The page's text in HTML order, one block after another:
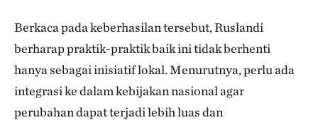
Berkaca pada keberhasilan tersebut, Ruslandi
berharap praktik-praktik baik ini tidak berhenti
hanya sebagai inisiatif lokal. Menurutnya, perlu ada
integrasi ke dalam kebijakan nasional agar
perubahan dapat terjadi lebih luas dan